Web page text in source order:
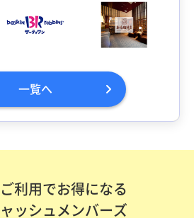
一覧へ
利用でお得になる
ッシュメンバーズ